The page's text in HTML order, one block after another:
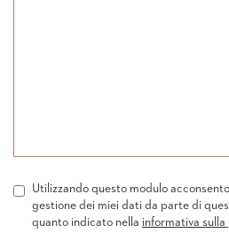
Utilizzando questo modulo
gestione dei miei dati da parte di
quanto indicato nella informativa sulla